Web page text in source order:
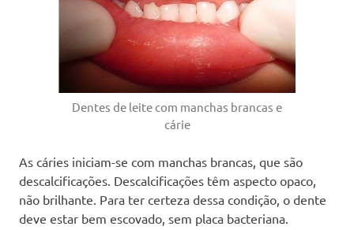
Dentes de leite com manchas brancas e
cárie
As cáries iniciam-se com manchas brancas, que são
descalcificações. Descalcificações têm aspecto opaco,
não brilhante. Para ter certeza dessa condição, o dente
deve estar bem escovado, sem placa bacteriana.